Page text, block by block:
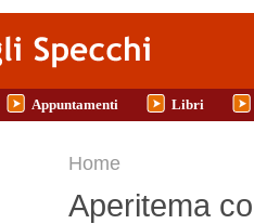
Appuntamenti Libri
Tu sei qui
Home
Aperitema